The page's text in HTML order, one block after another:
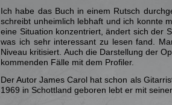
Ich habe das Buch in einem Rutsch
schreibt unheimlich lebhaft und ich konnte
eine Situation konzentriert, ändert sich der
was ich sehr interessant zu lesen fand.
Niveau kritisiert. Auch die Darstellung der
kommenden Fälle mit dem Profiler.
Der Autor James Carol hat schon als
1969 in Schottland geboren lebt er mit